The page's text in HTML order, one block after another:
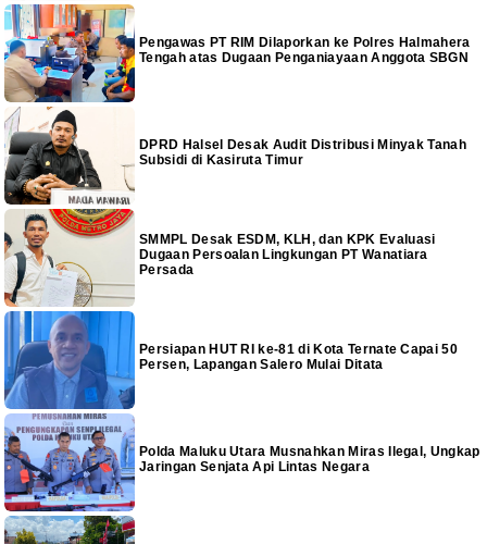
Pengawas PT RIM Dilaporkan ke Polres Halmahera
Tengah atas Dugaan Penganiayaan Anggota SBGN
DPRD Halsel Desak Audit Distribusi Minyak Tanah
Subsidi di Kasiruta Timur
SMMPL Desak ESDM, KLH, dan KPK Evaluasi
Dugaan Persoalan Lingkungan PT Wanatiara
Persada
Persiapan HUT RI ke-81 di Kota Ternate Capai 50
Persen, Lapangan Salero Mulai Ditata
Polda Maluku Utara Musnahkan Miras Ilegal, Ungkap
Jaringan Senjata Api Lintas Negara